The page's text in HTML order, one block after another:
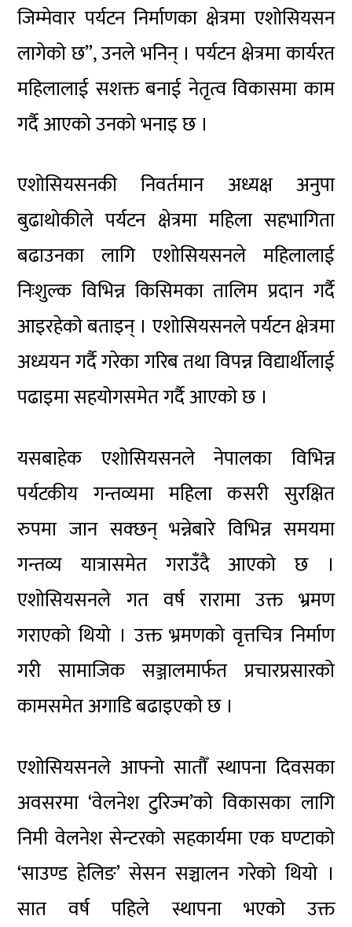
जिम्मेवार पर्यटन निर्माणका क्षेत्रमा एशोसियसन
लागेको छ”, उनले भनिन् । पर्यटन क्षेत्रमा कार्यरत
महिलालाई सशक्त बनाई नेतृत्व विकासमा काम
गर्दै आएको उनको भनाइ छ ।
एशोसियसनकी निवर्तमान अध्यक्ष अनुपा
बुढाथोकीले पर्यटन क्षेत्रमा महिला सहभागिता
बढाउनका लागि एशोसियसनले महिलालाई
निःशुल्क विभिन्न किसिमका तालिम प्रदान गर्दै
आइरहेको बताइन् । एशोसियसनले पर्यटन क्षेत्रमा
अध्ययन गर्दै गरेका गरिब तथा विपन्न विद्यार्थीलाई
पढाइमा सहयोगसमेत गर्दै आएको छ ।
यसबाहेक एशोसियसनले नेपालका विभिन्न
पर्यटकीय गन्तव्यमा महिला कसरी सुरक्षित
रुपमा जान सक्छन् भन्नेबारे विभिन्न समयमा
गन्तव्य यात्रासमेत गराउँदै आएको छ ।
एशोसियसनले गत वर्ष रारामा उक्त भ्रमण
गराएको थियो । उक्त भ्रमणको वृत्तचित्र निर्माण
गरी सामाजिक सञ्जालमार्फत प्रचारप्रसारको
कामसमेत अगाडि बढाइएको छ ।
एशोसियसनले आफ्नो सातौँ स्थापना दिवसका
अवसरमा ‘वेलनेश टुरिज्म’को विकासका लागि
निमी वेलनेश सेन्टरको सहकार्यमा एक घण्टाको
‘साउण्ड हेलिङ’ सेसन सञ्चालन गरेको थियो ।
सात वर्ष पहिले स्थापना भएको उक्त